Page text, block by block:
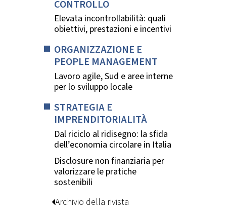
CONTROLLO
Elevata incontrollabilità: quali
obiettivi, prestazioni e incentivi
ORGANIZZAZIONE E
PEOPLE MANAGEMENT
Lavoro agile, Sud e aree interne
per lo sviluppo locale
STRATEGIA E
IMPRENDITORIALITÀ
Dal riciclo al ridisegno: la sfida
dell’economia circolare in Italia
Disclosure non finanziaria per
valorizzare le pratiche
sostenibili
Archivio della rivista